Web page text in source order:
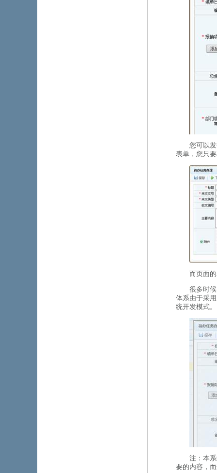
您可以发
表单，您
而页面的
很多时候
体系由于采用
统开发模式。
注：
要的内容